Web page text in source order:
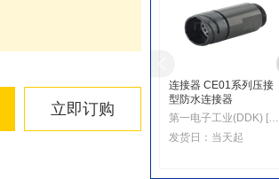
立即订购
连接器 CE01系列压接
型防水连接器
第一电子工业(DDK) [日本]
发货日：当天起